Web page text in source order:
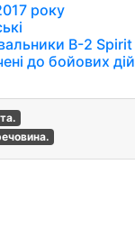
року
B-2 Spirit
до бойових дій